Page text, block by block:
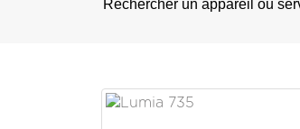
Rechercher un appareil ou